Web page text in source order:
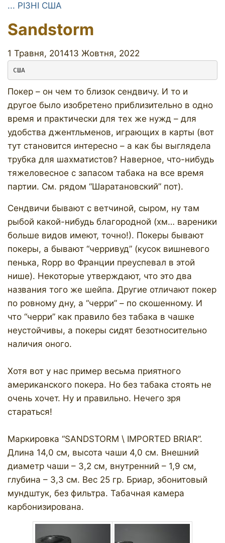
... РІЗНІ США
Sandstorm
1 Травня, 201413 Жовтня, 2022
США
Покер – он чем то близок сендвичу. И то и
другое было изобретено приблизительно в одно
время и практически для тех же нужд – для
удобства джентльменов, играющих в карты (вот
тут становится интересно – а как бы выглядела
трубка для шахматистов? Наверное, что-нибудь
тяжеловесное с запасом табака на все время
партии. См. рядом “Шаратановский” пот).
Сендвичи бывают с ветчиной, сыром, ну там
рыбой какой-нибудь благородной (хм… вареники
больше видов имеют, точно!). Покеры бывают
покеры, а бывают “черривуд” (кусок вишневого
пенька, Ropp во Франции преуспевал в этой
нише). Некоторые утверждают, что это два
названия того же шейпа. Другие отличают покер
по ровному дну, а “черри” – по скошенному. И
что “черри” как правило без табака в чашке
неустойчивы, а покеры сидят безотносительно
наличия оного.
Хотя вот у нас пример весьма приятного
американского покера. Но без табака стоять не
очень хочет. Ну и правильно. Нечего зря
стараться!
Маркировка “SANDSTORM \ IMPORTED BRIAR”.
Длина 14,0 см, высота чаши 4,0 см. Внешний
диаметр чаши – 3,2 см, внутренний – 1,9 см,
глубина – 3,3 см. Вес 25 гр. Бриар, эбонитовый
мундштук, без фильтра. Табачная камера
карбонизирована.